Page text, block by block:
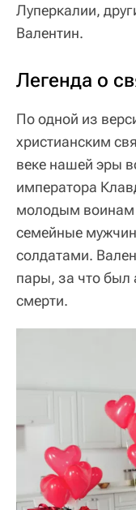
Луперкалии,
Валентин.
Легенда о
По одной из
христианским
веке нашей эры
императора
молодым воинам
семейные
солдатами.
пары, за что был
смерти.